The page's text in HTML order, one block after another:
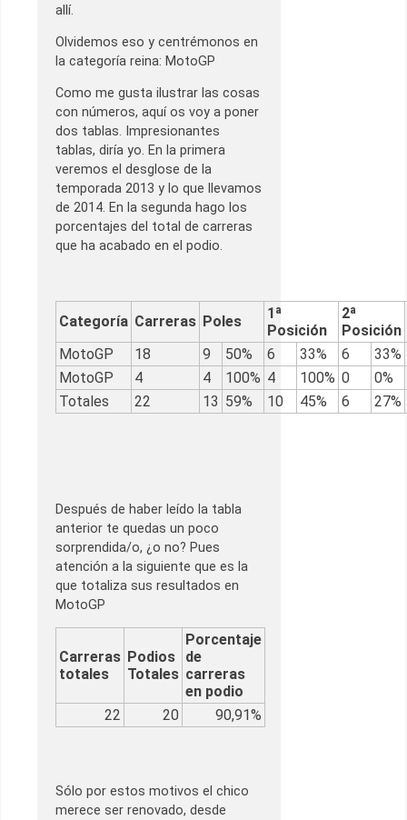
allí.
Olvidemos eso y centrémonos en
la categoría reina: MotoGP
Como me gusta ilustrar las cosas
con números, aquí os voy a poner
dos tablas. Impresionantes
tablas, diría yo. En la primera
veremos el desglose de la
temporada 2013 y lo que llevamos
de 2014. En la segunda hago los
porcentajes del total de carreras
que ha acabado en el podio.
Categoría Carreras Poles
1ª
Posición
2ª
Posición
MotoGP
18 9 50% 6 33% 6
33%
MotoGP
4 4 100% 4 100% 0
0%
Totales
22 13 59% 10 45% 6 27%
Después de haber leído la tabla
anterior te quedas un poco
sorprendida/o, ¿o no? Pues
atención a la siguiente que es la
que totaliza sus resultados en
MotoGP
Carreras
totales
Podios
Totales
Porcentaje
de
carreras
en podio
22
20 90,91%
Sólo por estos motivos el chico
merece ser renovado, desde